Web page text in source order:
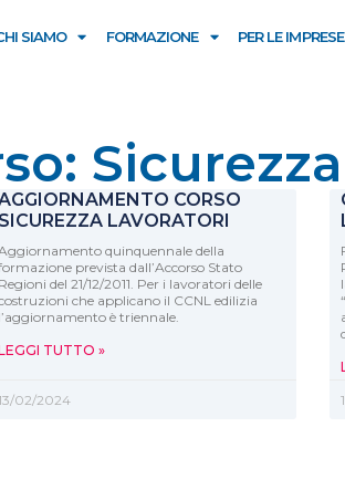
SIAMO FORMAZIONE PER LE IMPRESE
CORSO
SICUREZZA LAVORATORI
quinquennale della
prevista dall’Accorso Stato
Regioni del 21/12/2011. Per i lavoratori delle
che applicano il CCNL edilizia
l’aggiornamento è triennale.
TUTTO »
02/2024